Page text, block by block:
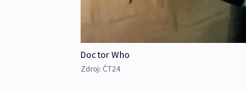
Doctor Who
Zdroj: ČT24